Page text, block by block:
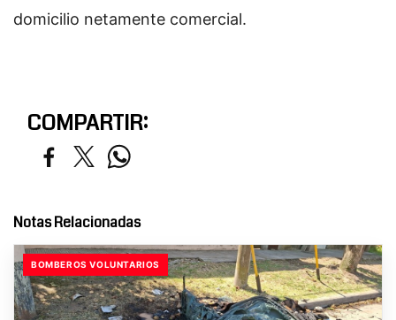
domicilio netamente comercial.
COMPARTIR:
Notas Relacionadas
BOMBEROS VOLUNTARIOS